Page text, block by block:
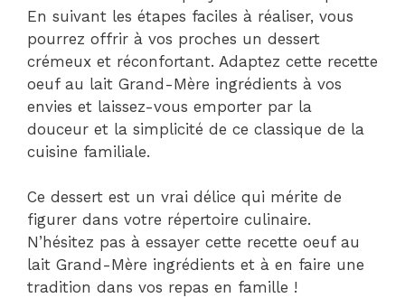
En suivant les étapes faciles à réaliser, vous
pourrez offrir à vos proches un dessert
crémeux et réconfortant. Adaptez cette recette
oeuf au lait Grand-Mère ingrédients à vos
envies et laissez-vous emporter par la
douceur et la simplicité de ce classique de la
cuisine familiale.
Ce dessert est un vrai délice qui mérite de
figurer dans votre répertoire culinaire.
N’hésitez pas à essayer cette recette oeuf au
lait Grand-Mère ingrédients et à en faire une
tradition dans vos repas en famille !